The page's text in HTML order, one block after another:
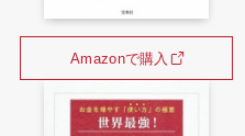
Amazonで購入